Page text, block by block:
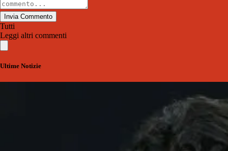
Invia Commento
Tutti
Leggi altri commenti
Ultime Notizie